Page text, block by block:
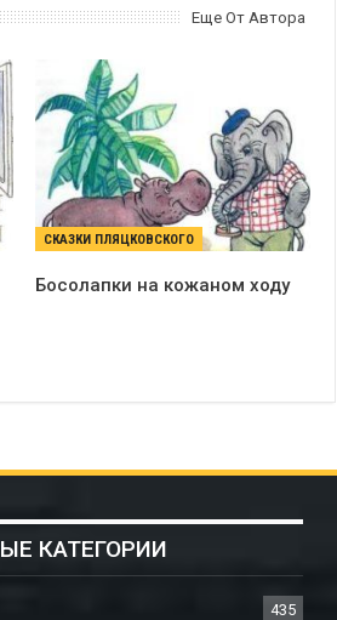
Еще От Автора
СКАЗКИ ПЛЯЦКОВСКОГО
Босолапки на кожаном ходу
КАТЕГОРИИ
435